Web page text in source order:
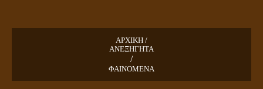
ΚΛΕΙΔΙΑ
ΑΡΧΙΚΗ /
ΑΝΕΞΗΓΗΤΑ
/
ΦΑΙΝΟΜΕΝΑ